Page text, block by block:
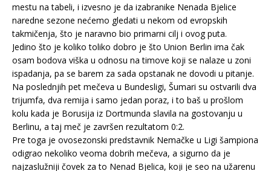
mestu na tabeli, i izvesno je da izabranike Nenada Bjelice
naredne sezone nećemo gledati u nekom od evropskih
takmičenja, što je naravno bio primarni cilj i ovog puta.
Jedino što je koliko toliko dobro je što Union Berlin ima čak
osam bodova viška u odnosu na timove koji se nalaze u zoni
ispadanja, pa se barem za sada opstanak ne dovodi u pitanje.
Na poslednjih pet mečeva u Bundesligi, Šumari su ostvarili dva
trijumfa, dva remija i samo jedan poraz, i to baš u prošlom
kolu kada je Borusija iz Dortmunda slavila na gostovanju u
Berlinu, a taj meč je završen rezultatom 0:2.
Pre toga je ovosezonski predstavnik Nemačke u Ligi šampiona
odigrao nekoliko veoma dobrih mečeva, a sigurno da je
najzaslužniji čovek za to Nenad Bjelica, koji je seo na užarenu